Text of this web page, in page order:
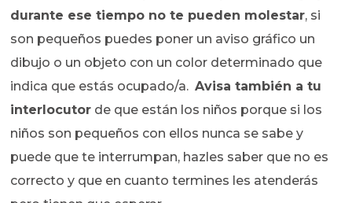
durante ese tiempo no te pueden molestar, si
son pequeños puedes poner un aviso gráfico un
dibujo o un objeto con un color determinado que
indica que estás ocupado/a.Avisa también a tu
interlocutor de que están los niños porque si los
niños son pequeños con ellos nunca se sabe y
puede que te interrumpan, hazles saber que no es
correcto y que en cuanto termines les atenderás